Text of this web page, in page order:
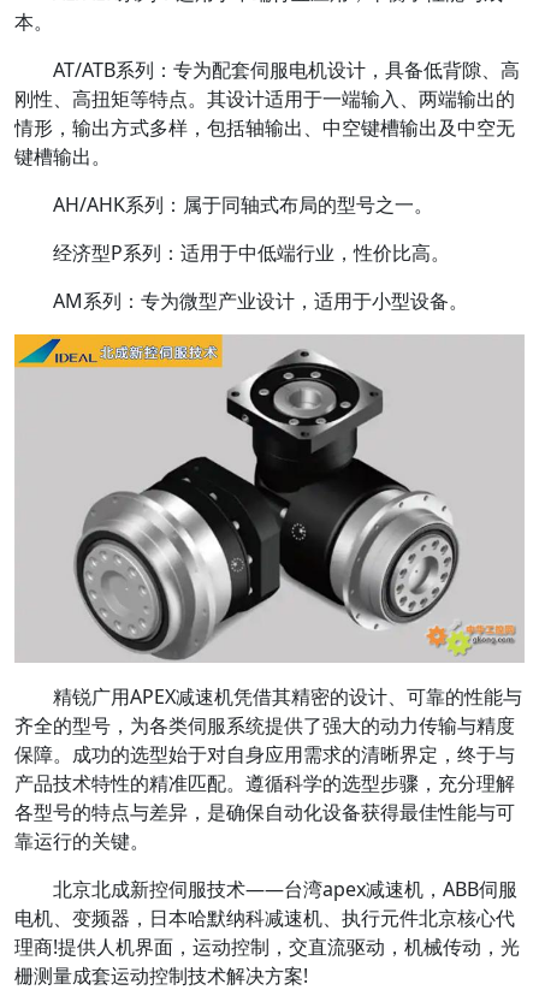
本。
AT/ATB系列‌：专为配套伺服电机设计，具备低背隙、高
刚性、高扭矩等特点。其设计适用于一端输入、两端输出的
情形，输出方式多样，包括轴输出、中空键槽输出及中空无
键槽输出。
‌AH/AHK系列‌：属于同轴式布局的型号之一。
‌经济型P系列‌：适用于中低端行业，性价比高。
AM系列‌：专为微型产业设计，适用于小型设备。
精锐广用APEX减速机凭借其精密的设计、可靠的性能与
齐全的型号，为各类伺服系统提供了强大的动力传输与精度
保障。成功的选型始于对自身应用需求的清晰界定，终于与
产品技术特性的精准匹配。遵循科学的选型步骤，充分理解
各型号的特点与差异，是确保自动化设备获得最佳性能与可
靠运行的关键。
北京北成新控伺服技术——台湾apex减速机，ABB伺服
电机、变频器，日本哈默纳科减速机、执行元件北京核心代
理商!提供人机界面，运动控制，交直流驱动，机械传动，光
栅测量成套运动控制技术解决方案!